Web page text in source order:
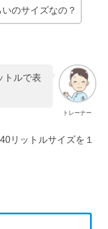
のサイズなの？
トレーナー
トルで表
リットルサイズを１